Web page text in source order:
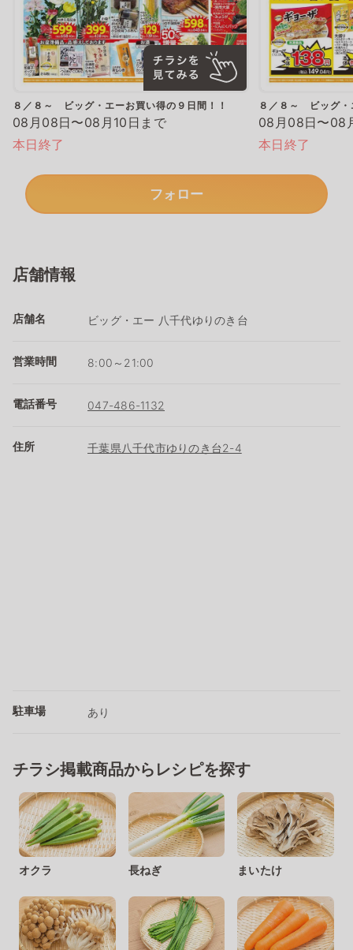
８／８～ ビッグ・エーお買い得の９日間！！
08月08日〜08月10日まで
本日終了
８／８～ ビッグ・
08月08日〜08
本日終了
フォロー
店舗情報
店舗名 ビッグ・エー 八千代ゆりのき台
営業時間 8:00～21:00
電話番号 047-486-1132
住所 千葉県八千代市ゆりのき台2-4
駐車場 あり
チラシ掲載商品からレシピを探す
オクラ 長ねぎ まいたけ